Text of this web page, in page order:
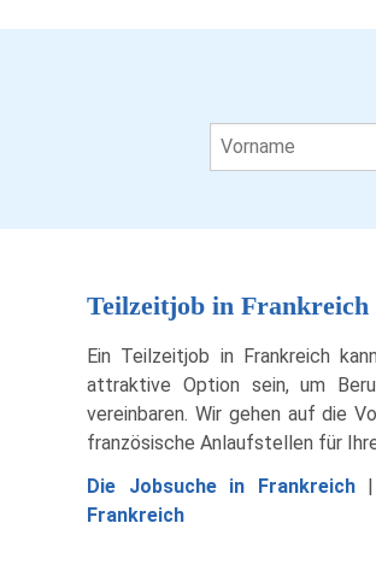
Teilzeitjob in
Ein Teilzeitjob in Frankreich
attraktive Option sein, um
vereinbaren. Wir gehen auf die
französische Anlaufstellen für
Die Jobsuche in Frankreich|
Frankreich